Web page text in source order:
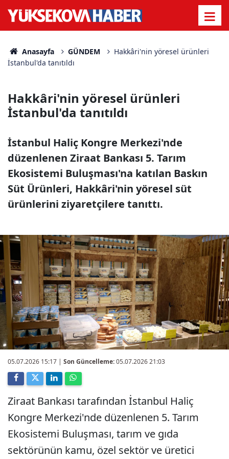
Anasayfa GÜNDEM
Hakkâri'nin yöresel ürünleri
İstanbul'da tanıtıldı
Hakkâri'nin yöresel ürünleri
İstanbul'da tanıtıldı
İstanbul Haliç Kongre Merkezi'nde
düzenlenen Ziraat Bankası 5. Tarım
Ekosistemi Buluşması'na katılan Baskın
Süt Ürünleri, Hakkâri'nin yöresel süt
ürünlerini ziyaretçilere tanıttı.
05.07.2026 15:17 | Son Güncelleme:05.07.2026 21:03
Ziraat Bankası tarafından İstanbul Haliç
Kongre Merkezi'nde düzenlenen 5. Tarım
Ekosistemi Buluşması, tarım ve gıda
sektörünün kamu, özel sektör ve üretici